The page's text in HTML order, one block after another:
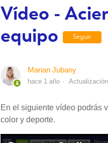
Vídeo -
equipo
Seguir
Marian Jubany
hace 1 año Actualización
En el siguiente vídeo podrás
color y deporte.